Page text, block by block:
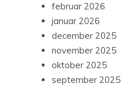
februar 2026
januar 2026
december 2025
november 2025
oktober 2025
september 2025